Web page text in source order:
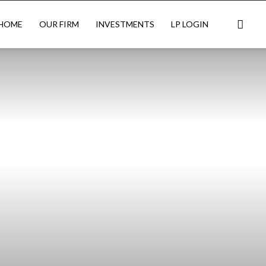
OUR FIRM INVESTMENTS LP LOGIN